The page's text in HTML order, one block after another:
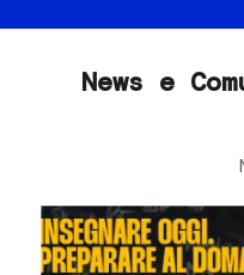
News e